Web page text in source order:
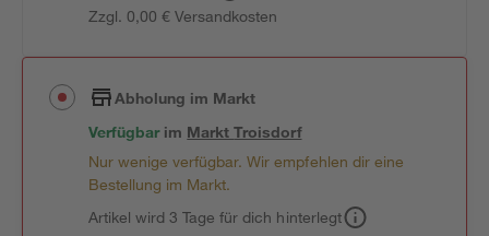
Zzgl. 0,00 € Versandkosten
Abholung im Markt
Verfügbar im MarktTroisdorf
Nur wenige verfügbar. Wir empfehlen dir eine
Bestellung im Markt.
Artikel wird 3 Tage für dich hinterlegt